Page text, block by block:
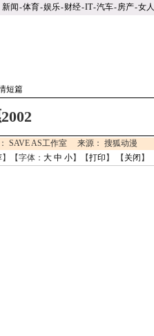
新闻-体育-娱乐-财经-IT-汽车-房产-女人
短篇
SAVE AS工作室 来源： 搜狐动漫
】【字体： 大 中 小】【打印 】 【 关闭 】